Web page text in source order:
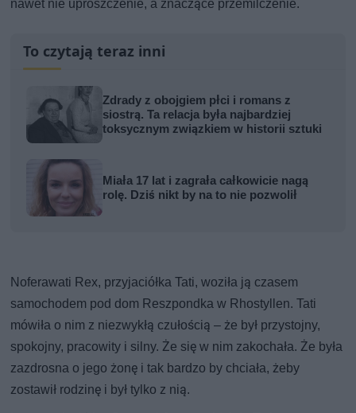
nawet nie uproszczenie, a znaczące przemilczenie.
To czytają teraz inni
Zdrady z obojgiem płci i romans z
siostrą. Ta relacja była najbardziej
toksycznym związkiem w historii sztuki
Miała 17 lat i zagrała całkowicie nagą
rolę. Dziś nikt by na to nie pozwolił
Noferawati Rex, przyjaciółka Tati, woziła ją czasem
samochodem pod dom Reszpondka w Rhostyllen. Tati
mówiła o nim z niezwykłą czułością – że był przystojny,
spokojny, pracowity i silny. Że się w nim zakochała. Że była
zazdrosna o jego żonę i tak bardzo by chciała, żeby
zostawił rodzinę i był tylko z nią.